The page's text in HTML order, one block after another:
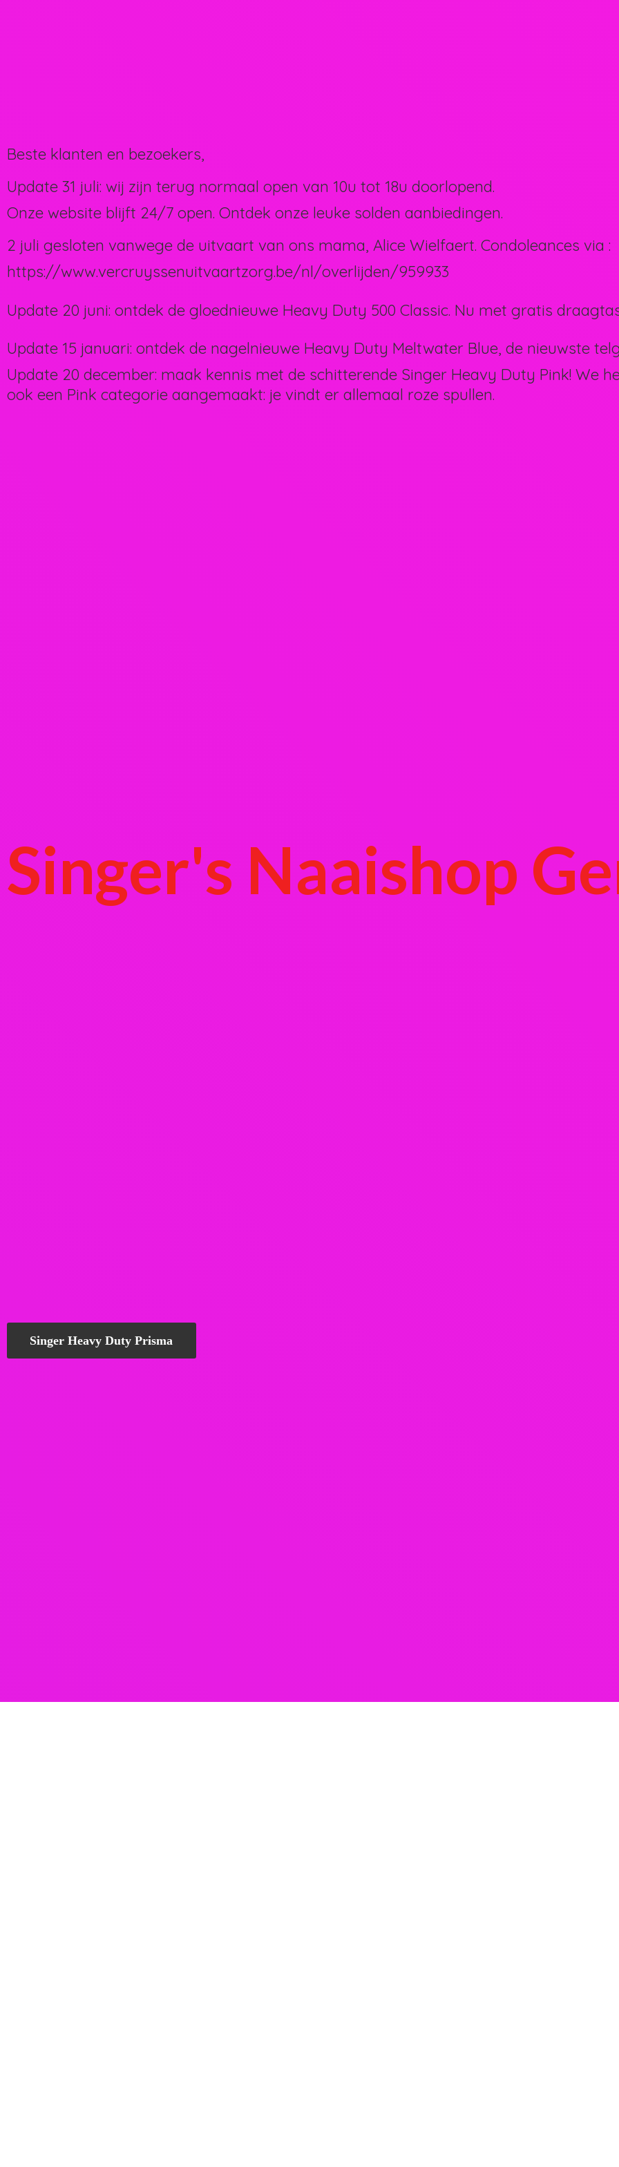
Singer's Naaishop
Beste klanten en bezoekers,
Update 31 juli: wij zijn terug normaal open van 10u tot 18u doorlopend.
Onze website blijft 24/7 open. Ontdek onze leuke solden aanbiedingen.
2 juli gesloten vanwege de uitvaart van ons mama, Alice Wielfaert. Condoleances via :
https://www.vercruyssenuitvaartzorg.be/nl/overlijden/959933
Update 20 juni: ontdek de gloednieuwe Heavy Duty 500 Classic. Nu met gratis
Update 15 januari: ontdek de nagelnieuwe Heavy Duty Meltwater Blue, de nieuwste
Update 20 december: maak kennis met de schitterende Singer Heavy Duty Pink! We
ook een Pink categorie aangemaakt: je vindt er allemaal roze spullen.
Singer Heavy Duty Prisma